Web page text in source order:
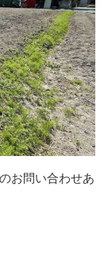
お問い合わせあ